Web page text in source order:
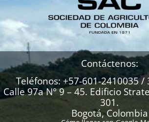
Contáctenos:
Teléfonos: +57-601-2410035
Calle 97a N° 9 – 45. Edificio
301.
Bogotá, Colombia